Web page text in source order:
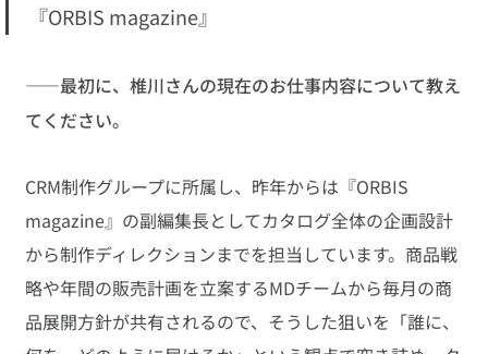
『ORBIS magazine』
——最初に、椎川さんの現在のお仕事内容について教え
てください。
CRM制作グループに所属し、昨年からは『ORBIS
magazine』の副編集長としてカタログ全体の企画設計
から制作ディレクションまでを担当しています。商品戦
略や年間の販売計画を立案するMDチームから毎月の商
品展開方針が共有されるので、そうした狙いを「誰に、